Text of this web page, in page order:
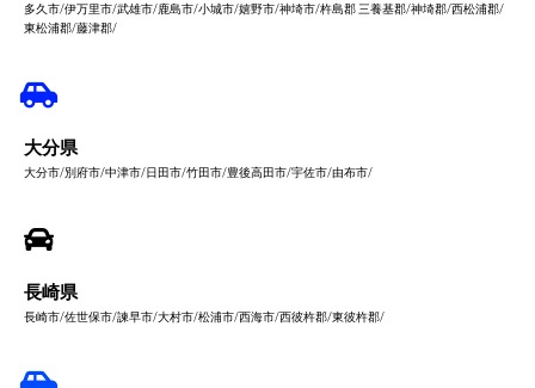
多久市/伊万里市/武雄市/鹿島市/小城市/嬉野市/神埼市/杵島郡 三養基郡/神埼郡/西松浦郡/
東松浦郡/藤津郡/
大分県
大分市/別府市/中津市/日田市/竹田市/豊後高田市/宇佐市/由布市/
長崎県
長崎市/佐世保市/諫早市/大村市/松浦市/西海市/西彼杵郡/東彼杵郡/